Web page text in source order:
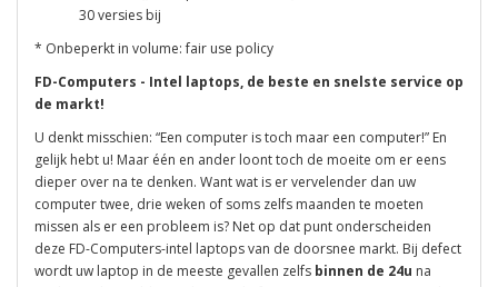
30 versies bij
* Onbeperkt in volume: fair use policy
FD-Computers - Intel laptops, de beste en snelste service op
de markt!
U denkt misschien: “Een computer is toch maar een computer!” En
gelijk hebt u! Maar één en ander loont toch de moeite om er eens
dieper over na te denken. Want wat is er vervelender dan uw
computer twee, drie weken of soms zelfs maanden te moeten
missen als er een probleem is? Net op dat punt onderscheiden
deze FD-Computers-intel laptops van de doorsnee markt. Bij defect
wordt uw laptop in de meeste gevallen zelfs binnen de 24u na